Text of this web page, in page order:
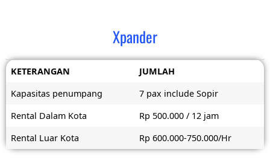
Xpander
KETERANGAN
JUMLAH
Kapasitas penumpang
7 pax include Sopir
Rental Dalam Kota
Rp 500.000 / 12 jam
Rental Luar Kota
Rp 600.000-750.000/Hr